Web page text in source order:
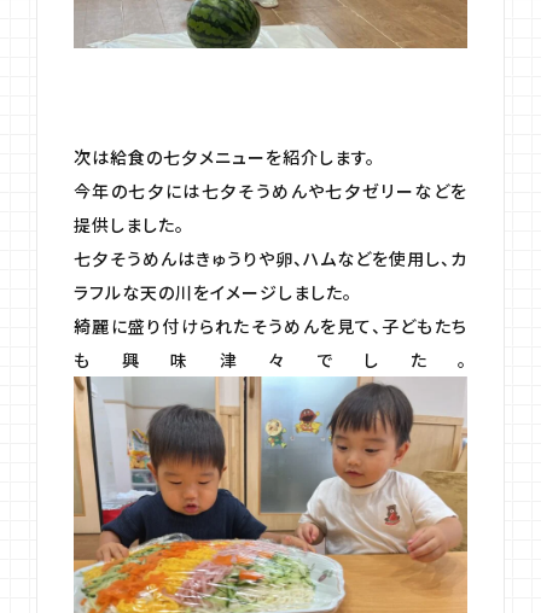
次は給食の七夕メニューを紹介します。
今年の七夕には七夕そうめんや七夕ゼリーなどを
提供しました。
七夕そうめんはきゅうりや卵、ハムなどを使用し、カ
ラフルな天の川をイメージしました。
綺麗に盛り付けられたそうめんを見て、子どもたち
も興味津々でした。